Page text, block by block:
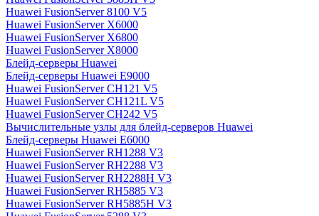
Huawei FusionServer 8100 V5
Huawei FusionServer X6000
Huawei FusionServer X6800
Huawei FusionServer X8000
Блейд-серверы Huawei
Блейд-серверы Huawei E9000
Huawei FusionServer CH121 V5
Huawei FusionServer CH121L V5
Huawei FusionServer CH242 V5
Вычислительные узлы для блейд-серверов Huawei
Блейд-серверы Huawei E6000
Huawei FusionServer RH1288 V3
Huawei FusionServer RH2288 V3
Huawei FusionServer RH2288H V3
Huawei FusionServer RH5885 V3
Huawei FusionServer RH5885H V3